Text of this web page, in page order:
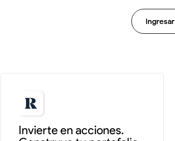
Ingresar
Invierte en acciones.